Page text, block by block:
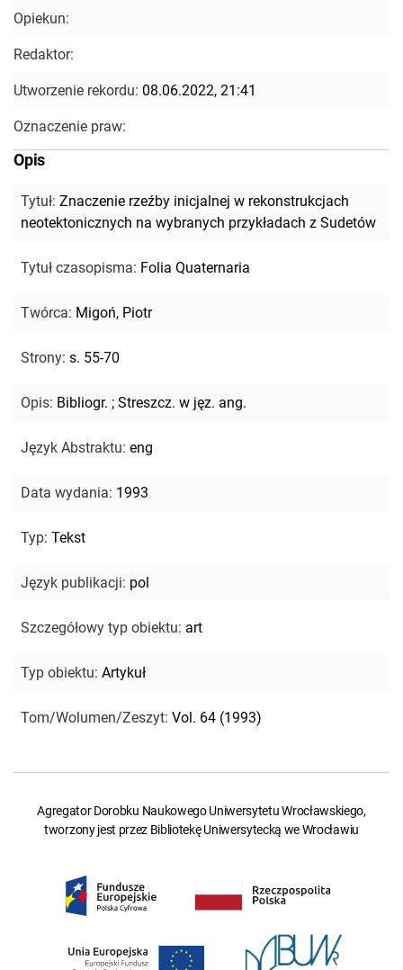
Opiekun:
Redaktor:
Utworzenie rekordu: 08.06.2022, 21:41
Oznaczenie praw:
Opis
Tytuł: Znaczenie rzeźby inicjalnej w rekonstrukcjach
neotektonicznych na wybranych przykładach z Sudetów
Tytuł czasopisma: Folia Quaternaria
Twórca: Migoń, Piotr
Strony: s. 55-70
Opis: Bibliogr. ; Streszcz. w jęz. ang.
Język Abstraktu: eng
Data wydania: 1993
Typ: Tekst
Język publikacji: pol
Szczegółowy typ obiektu: art
Typ obiektu: Artykuł
Tom/Wolumen/Zeszyt: Vol. 64 (1993)
Agregator Dorobku Naukowego Uniwersytetu Wrocławskiego,
tworzony jest przez Bibliotekę Uniwersytecką we Wrocławiu